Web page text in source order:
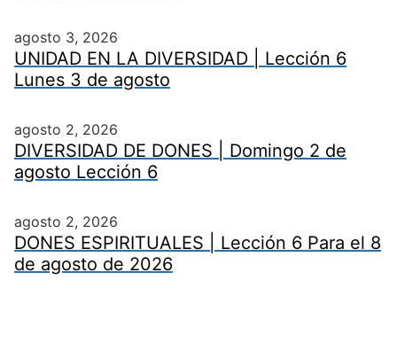
agosto 3, 2026
UNIDAD EN LA DIVERSIDAD | Lección 6
Lunes 3 de agosto
agosto 2, 2026
DIVERSIDAD DE DONES | Domingo 2 de
agosto Lección 6
agosto 2, 2026
DONES ESPIRITUALES | Lección 6 Para el 8
de agosto de 2026